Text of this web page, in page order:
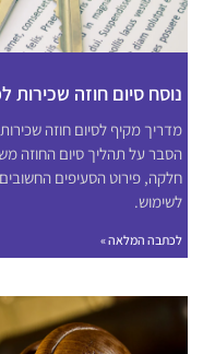
נוסח סיום חוזה
מדריך מקיף לסיום חוזה
הסבר על תהליך סיום החוזה
חלקה, פירוט הסעיפים
לשימוש.
לכתבה המלאה »